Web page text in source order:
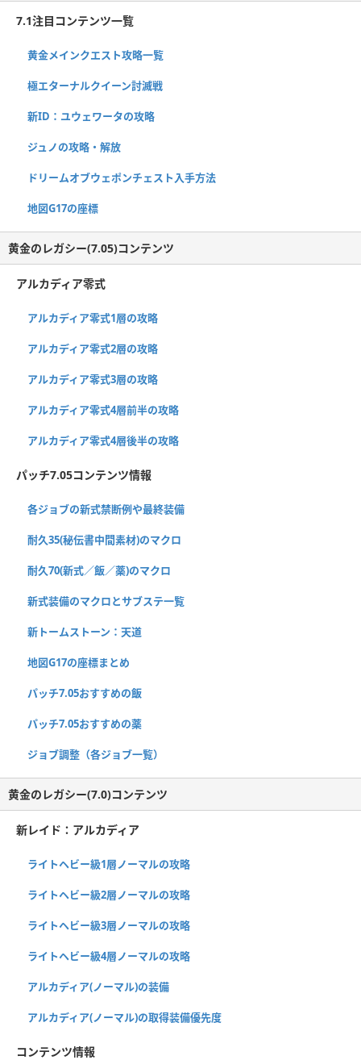
7.1注目コンテンツ一覧
黄金メインクエスト攻略一覧
極エターナルクイーン討滅戦
新ID：ユウェワータの攻略
ジュノの攻略・解放
ドリームオブウェポンチェスト入手方法
地図G17の座標
黄金のレガシー(7.05)コンテンツ
アルカディア零式
アルカディア零式1層の攻略
アルカディア零式2層の攻略
アルカディア零式3層の攻略
アルカディア零式4層前半の攻略
アルカディア零式4層後半の攻略
パッチ7.05コンテンツ情報
各ジョブの新式禁断例や最終装備
耐久35(秘伝書中間素材)のマクロ
耐久70(新式／飯／薬)のマクロ
新式装備のマクロとサブステ一覧
新トームストーン：天道
地図G17の座標まとめ
パッチ7.05おすすめの飯
パッチ7.05おすすめの薬
ジョブ調整（各ジョブ一覧）
黄金のレガシー(7.0)コンテンツ
新レイド：アルカディア
ライトヘビー級1層ノーマルの攻略
ライトヘビー級2層ノーマルの攻略
ライトヘビー級3層ノーマルの攻略
ライトヘビー級4層ノーマルの攻略
アルカディア(ノーマル)の装備
アルカディア(ノーマル)の取得装備優先度
コンテンツ情報